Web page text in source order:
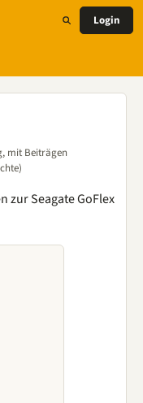
Login
mit Beiträgen
zur Seagate GoFlex